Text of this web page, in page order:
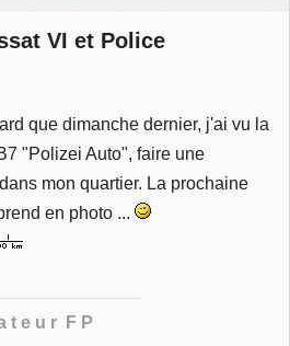
VI et Police
que dimanche dernier, j'ai vu la
"Polizei Auto", faire une
mon quartier. La prochaine
en photo ...
t e u r F P